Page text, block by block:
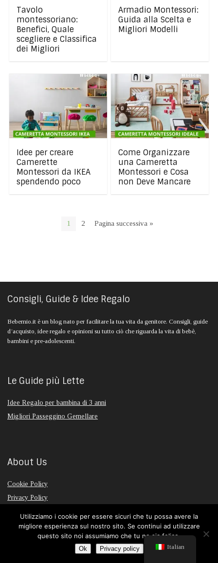
Tavolo
montessoriano:
Benefici, Quale
scegliere e Classifica
dei Migliori
Armadio Montessori:
Guida alla Scelta e
Migliori Modelli
Idee per creare
Camerette
Montessori da IKEA
spendendo poco
Come Organizzare
una Cameretta
Montessori e Cosa
non Deve Mancare
1 2 Pagina successiva »
Consigli, Guide & Idee Regalo
Bebemio.it è un blog nato per facilitare la tua vita da genitore. Consigli, guide
d’acquisto, idee regalo e opinioni su tutto ciò che riguarda la vita di bebè,
bambini e pre-adolescenti.
Le Guide più Lette
Idee Regalo per bambina di 3 anni
Migliori Passeggino Gemellare
About Us
Cookie Policy
Privacy Policy
2023 bebemio.it © | Made with ♥ in Italy - P. IVA: 04021000981
Italian
Utilizziamo i cookie per essere sicuri che tu possa avere la
migliore esperienza sul nostro sito. Se continui ad utilizzare
questo sito noi assumiamo che tu ne sia felice.
Ok Privacy policy